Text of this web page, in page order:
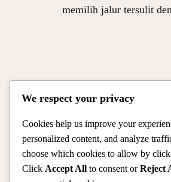
memilih jalur tersulit
Official Site of Christian Montanari |
We respect your privacy
Cookies help us improve your
personalized content, and analyze
choose which cookies to allow by
Click Accept All to consent orReject